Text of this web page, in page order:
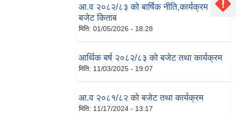
आ.व २०८२/८३ को बार्षिक नीति,कार्यक्रम तथा
बजेट किताब
मिति: 01/05/2026 - 18:28
आर्थिक बर्ष २०८२/८३ को बजेट तथा कार्यक्रम
मिति: 11/03/2025 - 19:07
आ.व २०८१/८२ को बजेट तथा कार्यक्रम
मिति: 11/17/2024 - 13:17